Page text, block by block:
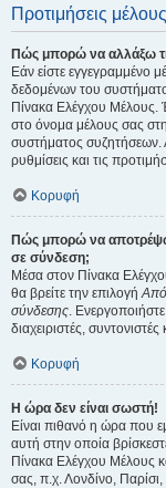
Προτιμήσεις
Πώς μπορώ να αλλάξω
Εάν είστε εγγεγραμμένο
δεδομένων του
Πίνακα Ελέγχου Μέλους.
στο όνομα μέλους σας
συστήματος συζητήσεων.
ρυθμίσεις και τις
Κορυφή
Πώς μπορώ να
σε σύνδεση;
Μέσα στον Πίνακα
θα βρείτε την επιλογή
σύνδεσης.
διαχειριστές,
Κορυφή
Η ώρα δεν είναι σωστή!
Είναι πιθανό η ώρα που
αυτή στην οποία
Πίνακα Ελέγχου Μέλους
σας, π.χ. Λονδίνο,